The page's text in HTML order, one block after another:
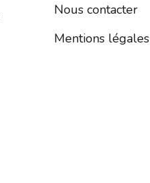
Nous contacter
Mentions légales